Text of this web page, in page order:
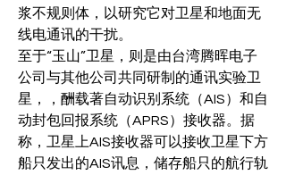
浆不规则体，以研究它对卫星和地面无
线电通讯的干扰。
至于“玉山”卫星，则是由台湾腾晖电子
公司与其他公司共同研制的通讯实验卫
星，，酬载著自动识别系统（AIS）和自
动封包回报系统（APRS）接收器。据
称，卫星上AIS接收器可以接收卫星下方
船只发出的AIS讯息，储存船只的航行轨